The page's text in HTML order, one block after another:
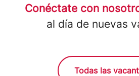
Conéctate con
al día de nuevas
Todas las